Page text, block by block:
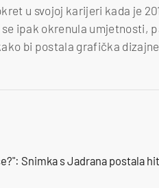
u svojoj karijeri kada je
ipak okrenula umjetnosti,
bi postala grafička
Snimka s Jadrana postala